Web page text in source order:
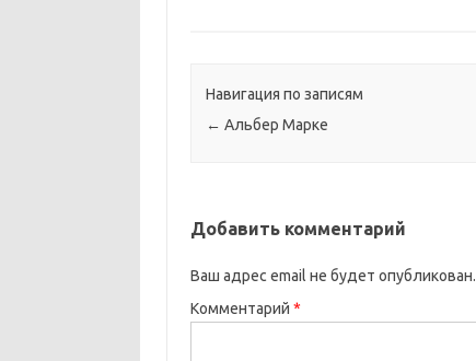
Навигация по записям
← Альбер Марке
Добавить комментарий
Ваш адрес email не будет опубликован.
Комментарий *